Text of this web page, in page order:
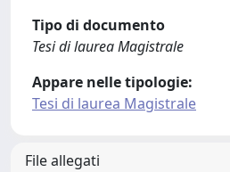
Tipo di documento
Tesi di laurea Magistrale
Appare nelle tipologie:
Tesi di laurea Magistrale
File allegati